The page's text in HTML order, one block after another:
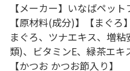
【メーカー】いなばペット
【原材料(成分)】【まぐろ】
まぐろ、ツナエキス、増
類)、ビタミンE、緑茶エキ
【かつお かつお節入り】